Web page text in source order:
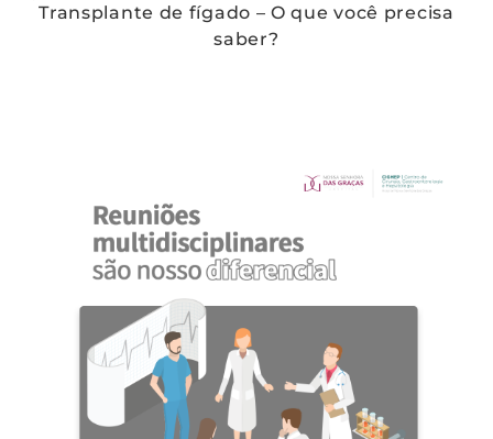
Transplante de fígado – O que você precisa
saber?